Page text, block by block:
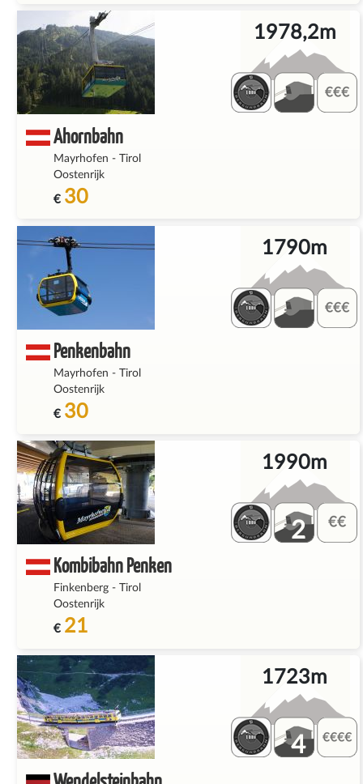
Ahornbahn
Mayrhofen - Tirol
Oostenrijk
€ 30
1978,2m
Penkenbahn
Mayrhofen -
Tirol
Oostenrijk
€ 30
1790m
Kombibahn Penken
Finkenberg-
Tirol
Oostenrijk
€ 21
1990m
2
1723m
4